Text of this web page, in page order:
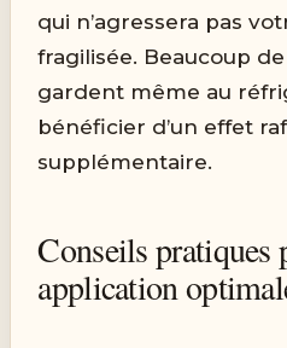
qui n’agressera pas
fragilisée. Beaucoup
gardent même au
bénéficier d’un effet
supplémentaire.
Conseils pratiques
application